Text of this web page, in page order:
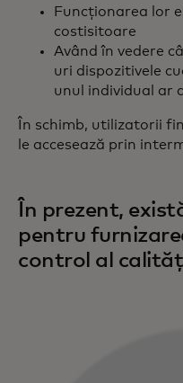
Funcționarea lor
costisitoare
Având în vedere
uri dispozitivele
unul individual ar
În schimb, utilizatorii
le accesează prin
În prezent,
pentru
control al